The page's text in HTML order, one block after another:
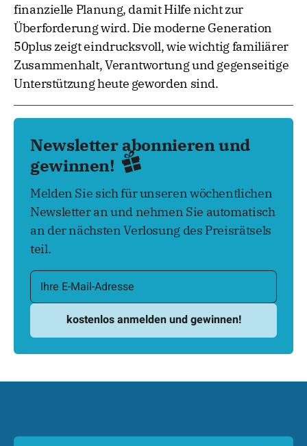
finanzielle Planung, damit Hilfe nicht zur
Überforderung wird. Die moderne Generation
50plus zeigt eindrucksvoll, wie wichtig familiärer
Zusammenhalt, Verantwortung und gegenseitige
Unterstützung heute geworden sind.
Newsletter abonnieren und
gewinnen!
Melden Sie sich für unseren wöchentlichen
Newsletter an und nehmen Sie automatisch
an der nächsten Verlosung des Preisrätsels
teil.